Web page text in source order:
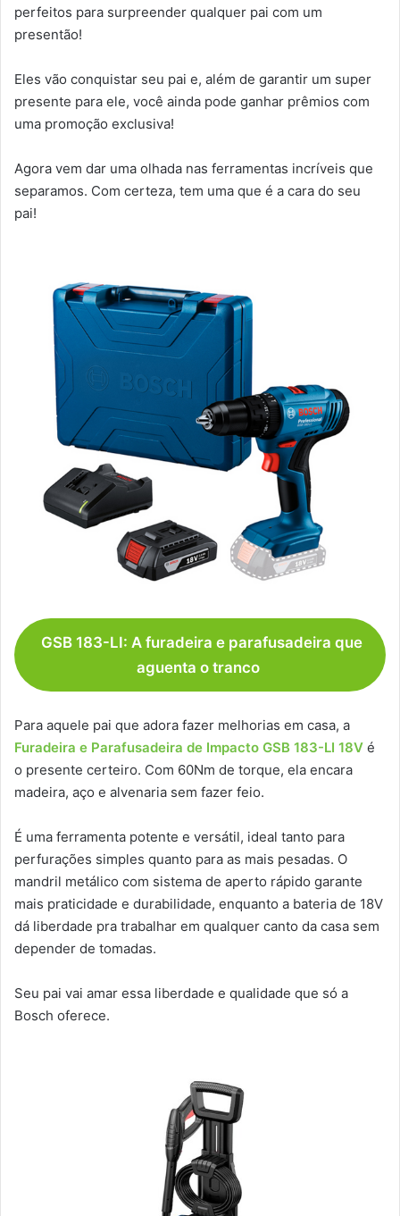
perfeitos para surpreender qualquer pai com um
presentão!
Eles vão conquistar seu pai e, além de garantir um super
presente para ele, você ainda pode ganhar prêmios com
uma promoção exclusiva!
Agora vem dar uma olhada nas ferramentas incríveis que
separamos. Com certeza, tem uma que é a cara do seu
pai!
GSB 183-LI: A furadeira e parafusadeira que
aguenta o tranco
Para aquele pai que adora fazer melhorias em casa, a
Furadeira e Parafusadeira de Impacto GSB 183-LI 18V é
o presente certeiro. Com 60Nm de torque, ela encara
madeira, aço e alvenaria sem fazer feio.
É uma ferramenta potente e versátil, ideal tanto para
perfurações simples quanto para as mais pesadas. O
mandril metálico com sistema de aperto rápido garante
mais praticidade e durabilidade, enquanto a bateria de 18V
dá liberdade pra trabalhar em qualquer canto da casa sem
depender de tomadas.
Seu pai vai amar essa liberdade e qualidade que só a
Bosch oferece.